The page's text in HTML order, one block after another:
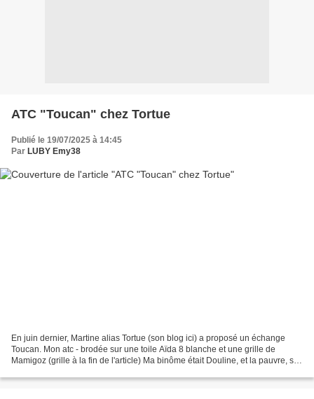
ATC "Toucan" chez Tortue
Publié le 19/07/2025 à 14:45
Par LUBY Emy38
En juin dernier, Martine alias Tortue (son blog ici) a proposé un échange
Toucan. Mon atc - brodée sur une toile Aïda 8 blanche et une grille de
Mamigoz (grille à la fin de l'article) Ma binôme était Douline, et la pauvre, sa